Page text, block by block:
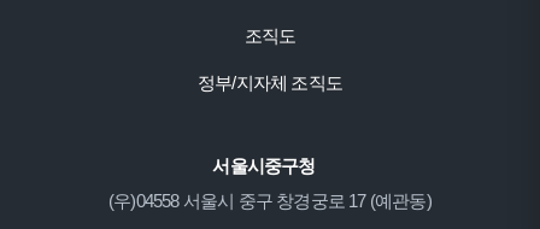
조직도
정부/지자체 조직도
서울시중구청
(우)04558 서울시 중구 창경궁로 17 (예관동)